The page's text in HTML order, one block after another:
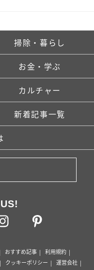
掃除・暮らし
お金・学ぶ
カルチャー
新着記事一覧
おすすめ記事
利用規約
クッキーポリシー
運営会社